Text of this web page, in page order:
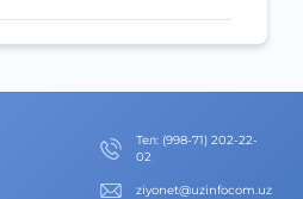
Тел: (998-71) 202-22-
02
ziyonet@uzinfocom.uz